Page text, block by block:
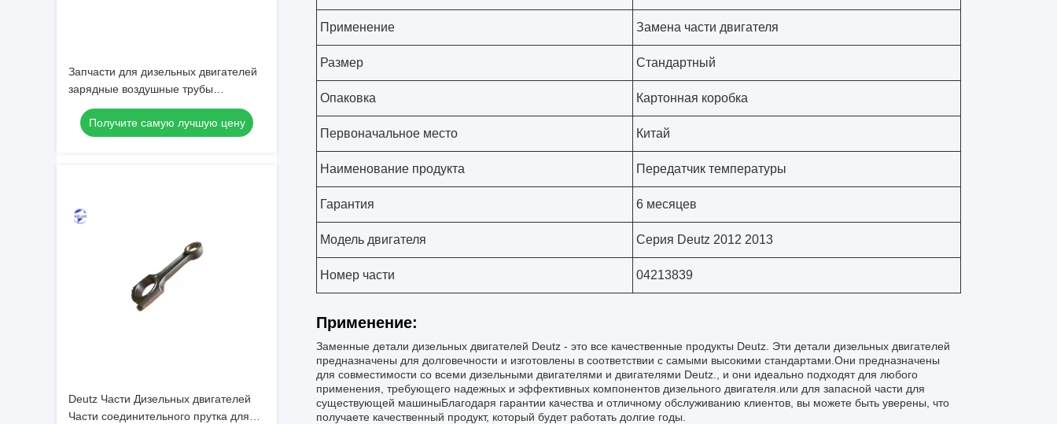
Запчасти для дизельных двигателей
зарядные воздушные трубы
04288250 для двигателей Deutz
Получите самую лучшую цену
Deutz Части Дизельных двигателей
Части соединительного прутка для
Применение Замена части двигателя
Размер Стандартный
Опаковка Картонная коробка
Первоначальное место Китай
Наименование продукта Передатчик температуры
Гарантия 6 месяцев
Модель двигателя Серия Deutz 2012 2013
Номер части 04213839
Применение:
Заменные детали дизельных двигателей Deutz - это все качественные продукты Deutz. Эти детали дизельных двигателей
предназначены для долговечности и изготовлены в соответствии с самыми высокими стандартами.Они предназначены
для совместимости со всеми дизельными двигателями и двигателями Deutz., и они идеально подходят для любого
применения, требующего надежных и эффективных компонентов дизельного двигателя.или для запасной части для
существующей машиныБлагодаря гарантии качества и отличному обслуживанию клиентов, вы можете быть уверены, что
получаете качественный продукт, который будет работать долгие годы.